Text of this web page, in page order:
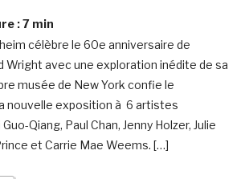
:7 min
célèbre le 60e anniversaire de
Wright avec une exploration inédite de sa
musée de New York confie le
nouvelle exposition à 6 artistes
Qiang, Paul Chan, Jenny Holzer, Julie
et Carrie Mae Weems. […]